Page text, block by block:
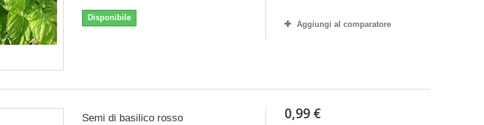
Disponibile
Aggiungi al comparatore
Semi di basilico rosso 0,99 €